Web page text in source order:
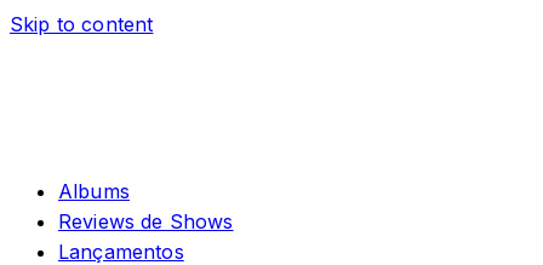
Skip to content
Albums
Reviews de Shows
Lançamentos